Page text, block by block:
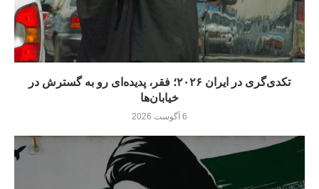
تکدی‌گری در ایران ۲۰۲۶؛ فقر، پدیده‌ای رو به گسترش در
خیابان‌ها
6 آگوست 2026